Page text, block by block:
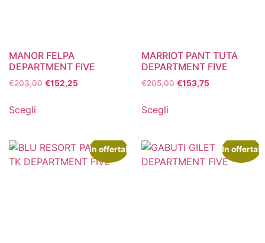
MANOR FELPA
DEPARTMENT FIVE
€203,00 €152,25
Scegli
MARRIOT PANT TUTA
DEPARTMENT FIVE
€205,00 €153,75
Scegli
In offerta! In offerta!